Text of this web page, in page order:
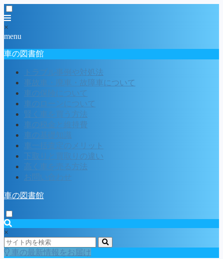
×
menu
車の図書館
トラブル事例や対処法
事故車・廃車・故障車について
車の保険について
車のローンについて
賢く車を買う方法
車の税金と維持費
車の基礎知識
車一括査定のメリット
下取りと買取りの違い
高く車を売る方法
お問い合わせ
車の図書館
×
車の最新情報をお届け